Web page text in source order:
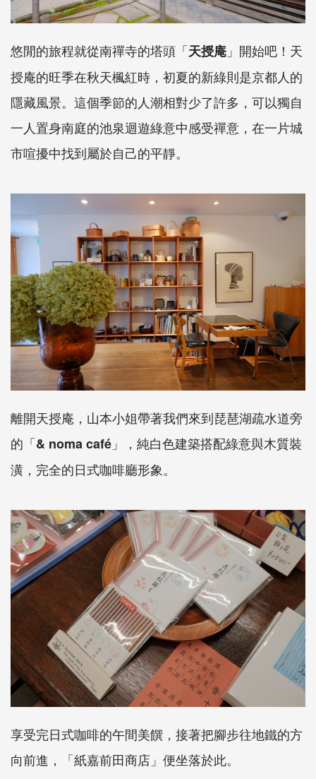
悠閒的旅程就從南禪寺的塔頭「天授庵 」開始吧！天
授庵的旺季在秋天楓紅時，初夏的新綠則是京都人的
隱藏風景。這個季節的人潮相對少了許多，可以獨自
一人置身南庭的池泉迴遊綠意中感受禪意，在一片城
市喧擾中找到屬於自己的平靜。
離開天授庵，山本小姐帶著我們來到琵琶湖疏水道旁
的「& noma café 」，純白色建築搭配綠意與木質裝
潢，完全的日式咖啡廳形象。
享受完日式咖啡的午間美饌，接著把腳步往地鐵的方
向前進，「紙嘉前田商店」便坐落於此。